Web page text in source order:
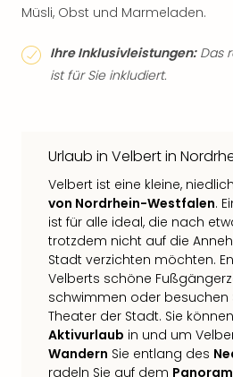
Müsli, Obst und Marmeladen.
Ihre Inklusivleistungen:Das
ist für Sie inkludiert.
Urlaub in Velbert in
Velbert ist eine kleine,
von Nordrhein-Westfalen.
ist für alle ideal, die nach
trotzdem nicht auf die
Stadt verzichten möchten.
Velberts schöne
schwimmen oder besuchen
Theater der Stadt. Sie
Aktivurlaub in und um
Wandern Sie entlang des
radeln Sie auf dem